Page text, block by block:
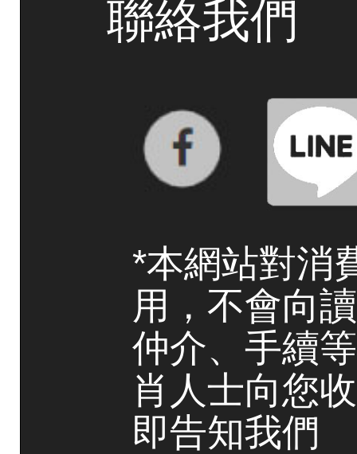
聯絡我們
*本網站對消
用，不會向
仲介、手續
肖人士向您
即告知我們